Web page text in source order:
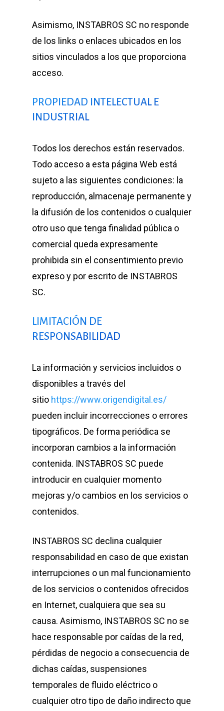
Asimismo, INSTABROS SC no responde
de los links o enlaces ubicados en los
sitios vinculados a los que proporciona
acceso.
PROPIEDAD INTELECTUAL E
INDUSTRIAL
Todos los derechos están reservados.
Todo acceso a esta página Web está
sujeto a las siguientes condiciones: la
reproducción, almacenaje permanente y
la difusión de los contenidos o cualquier
otro uso que tenga finalidad pública o
comercial queda expresamente
prohibida sin el consentimiento previo
expreso y por escrito de INSTABROS
SC.
LIMITACIÓN DE
RESPONSABILIDAD
La información y servicios incluidos o
disponibles a través del
sitio https://www.origendigital.es/
pueden incluir incorrecciones o errores
tipográficos. De forma periódica se
incorporan cambios a la información
contenida. INSTABROS SC puede
introducir en cualquier momento
mejoras y/o cambios en los servicios o
contenidos.
INSTABROS SC declina cualquier
responsabilidad en caso de que existan
interrupciones o un mal funcionamiento
de los servicios o contenidos ofrecidos
en Internet, cualquiera que sea su
causa. Asimismo, INSTABROS SC no se
hace responsable por caídas de la red,
pérdidas de negocio a consecuencia de
dichas caídas, suspensiones
temporales de fluido eléctrico o
cualquier otro tipo de daño indirecto que